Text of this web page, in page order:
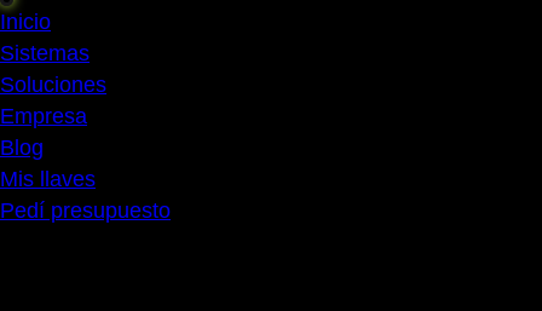
Inicio
Sistemas
Soluciones
Empresa
Blog
Mis llaves
Pedí presupuesto